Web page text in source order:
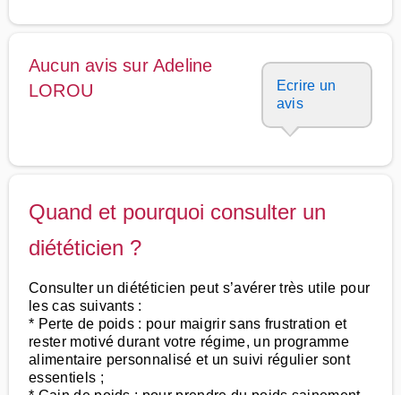
Aucun avis sur Adeline
LOROU
Ecrire un
avis
Quand et pourquoi consulter un
diététicien ?
Consulter un diététicien peut s’avérer très utile pour
les cas suivants :
* Perte de poids : pour maigrir sans frustration et
rester motivé durant votre régime, un programme
alimentaire personnalisé et un suivi régulier sont
essentiels ;